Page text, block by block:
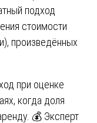
подход
стоимости
произведённых
при оценке
когда доля
💰 Эксперт